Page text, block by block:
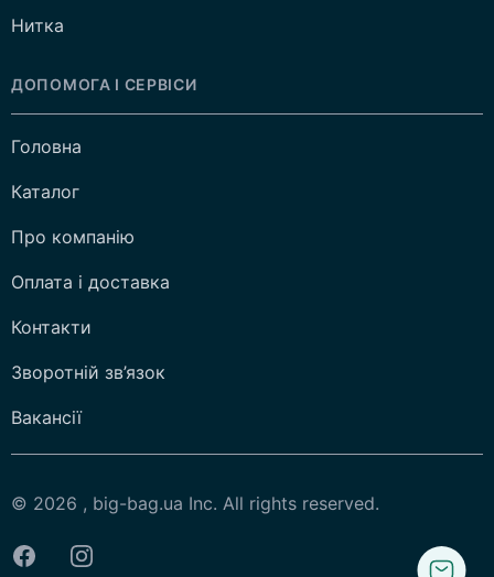
Нитка
ДОПОМОГА І СЕРВІСИ
Головна
Каталог
Про компанію
Оплата і доставка
Контакти
Зворотній зв’язок
Вакансії
© 2026 , big-bag.ua Inc. All rights reserved.